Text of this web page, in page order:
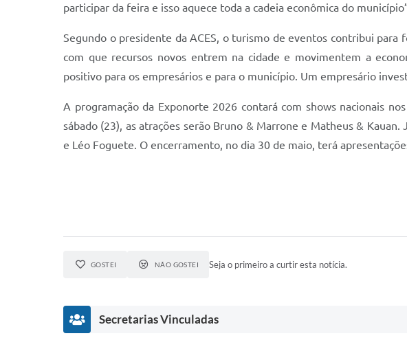
participar da feira e isso aquece toda a cadeia econômica do
Segundo o presidente da ACES, o turismo de eventos contribui
com que recursos novos entrem na cidade e movimentem a
positivo para os empresários e para o município. Um empresário
A programação da Exponorte 2026 contará com shows nacionais
sábado (23), as atrações serão Bruno & Marrone e Matheus &
e Léo Foguete. O encerramento, no dia 30 de maio, terá
GOSTEI NÃO GOSTEI Seja o primeiro a curtir esta notícia.
Secretarias Vinculadas